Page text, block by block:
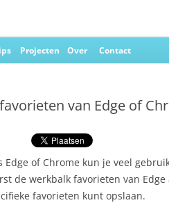
Ga
naar
Projecten Over Contact
van Edge of
Edge of Chrome kun je veel
de werkbalk favorieten van
favorieten kunt opslaan.